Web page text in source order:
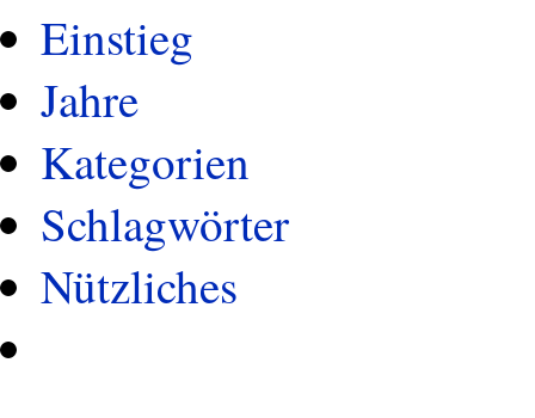
Einstieg
Jahre
Kategorien
Schlagwörter
Nützliches